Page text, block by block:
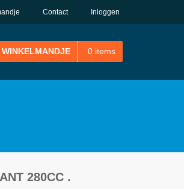
Contact Inloggen
WINKELMANDJE 0 items
280CC .